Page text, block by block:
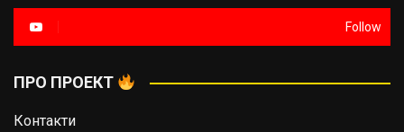
Follow
ПРО ПРОЕКТ
Контакти